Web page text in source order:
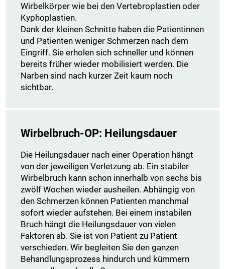
Wirbelkörper wie bei den Vertebroplastien oder
Kyphoplastien.
Dank der kleinen Schnitte haben die Patientinnen
und Patienten weniger Schmerzen nach dem
Eingriff. Sie erholen sich schneller und können
bereits früher wieder mobilisiert werden. Die
Narben sind nach kurzer Zeit kaum noch
sichtbar.
Wirbelbruch-OP: Heilungsdauer
Die Heilungsdauer nach einer Operation hängt
von der jeweiligen Verletzung ab. Ein stabiler
Wirbelbruch kann schon innerhalb von sechs bis
zwölf Wochen wieder ausheilen. Abhängig von
den Schmerzen können Patienten manchmal
sofort wieder aufstehen. Bei einem instabilen
Bruch hängt die Heilungsdauer von vielen
Faktoren ab. Sie ist von Patient zu Patient
verschieden. Wir begleiten Sie den ganzen
Behandlungsprozess hindurch und kümmern